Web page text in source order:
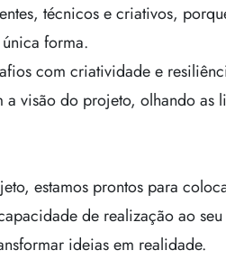
técnicos e criativos,
forma.
com criatividade e
a visão do projeto, olhando as
estamos prontos para
de realização ao
ideias em realidade.